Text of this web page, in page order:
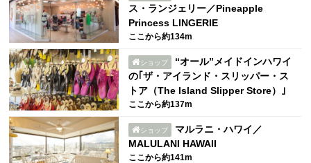
ス・ランジェリー／Pineapple
Princess LINGERIE
ここから約134m
ショップ
“オール”メイドインハワイ
の｢ザ・アイランド・スリッパー・ス
トア（The Island Slipper Store）｣
ここから約137m
ショップ
マルラニ・ハワイ／
MALULANI HAWAII
ここから約141m